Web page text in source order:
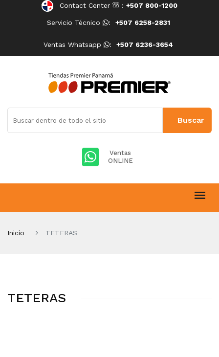
Contact Center : +507 800-1200
Servicio Técnico : +507 6258-2831
Ventas Whatsapp : +507 6236-3654
Ventas
ONLINE
Inicio TETERAS
TETERAS